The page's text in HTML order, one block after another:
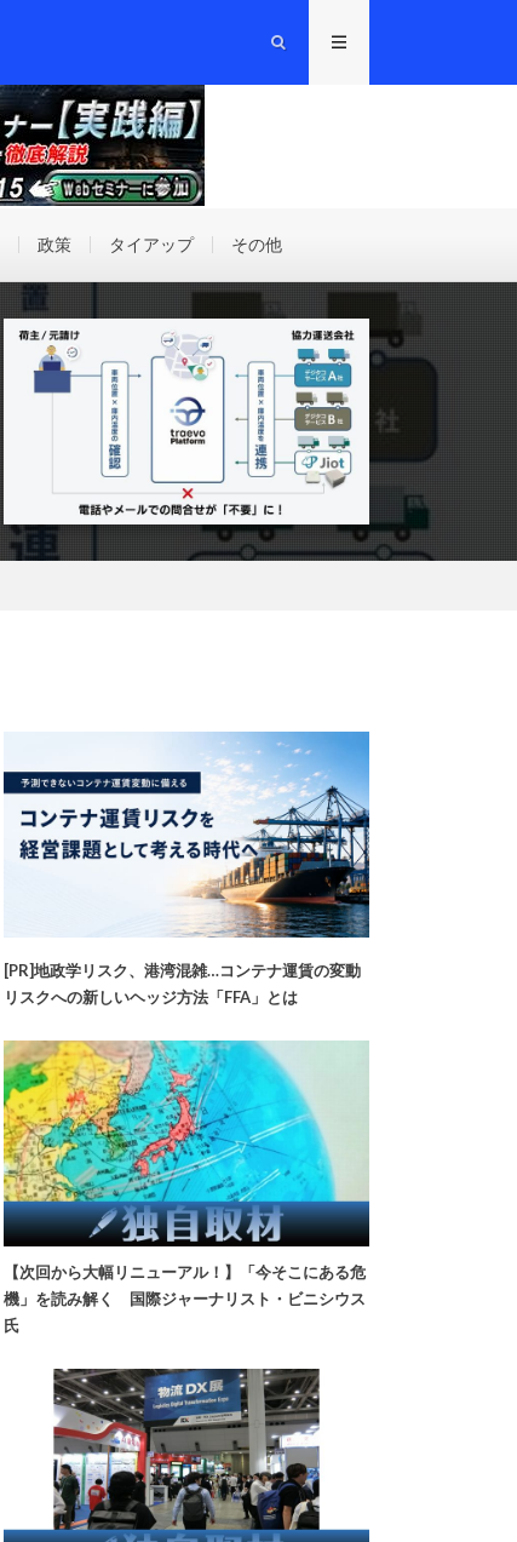
政策 タイアップ その他
[PR]地政学リスク、港湾混雑…コンテナ運賃の変動
リスクへの新しいヘッジ方法「FFA」とは
【次回から大幅リニューアル！】「今そこにある危
機」を読み解く 国際ジャーナリスト・ビニシウス
氏